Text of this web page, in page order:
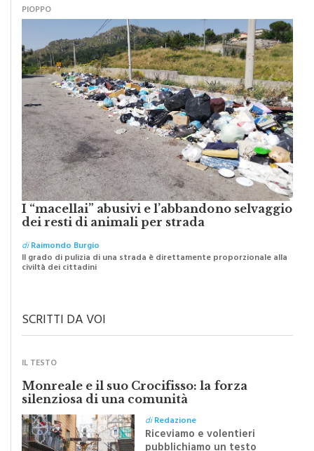
I “macellai” abusivi e l’abbandono selvaggio
dei resti di animali per strada
diRaimondo Burgio
Il grado di pulizia di una strada è direttamente proporzionale alla
civiltà dei cittadini
Monreale e il suo Crocifisso: la forza
silenziosa di una comunità
diRedazione
Riceviamo e volentieri
pubblichiamo un testo
inviato dalla scrittrice